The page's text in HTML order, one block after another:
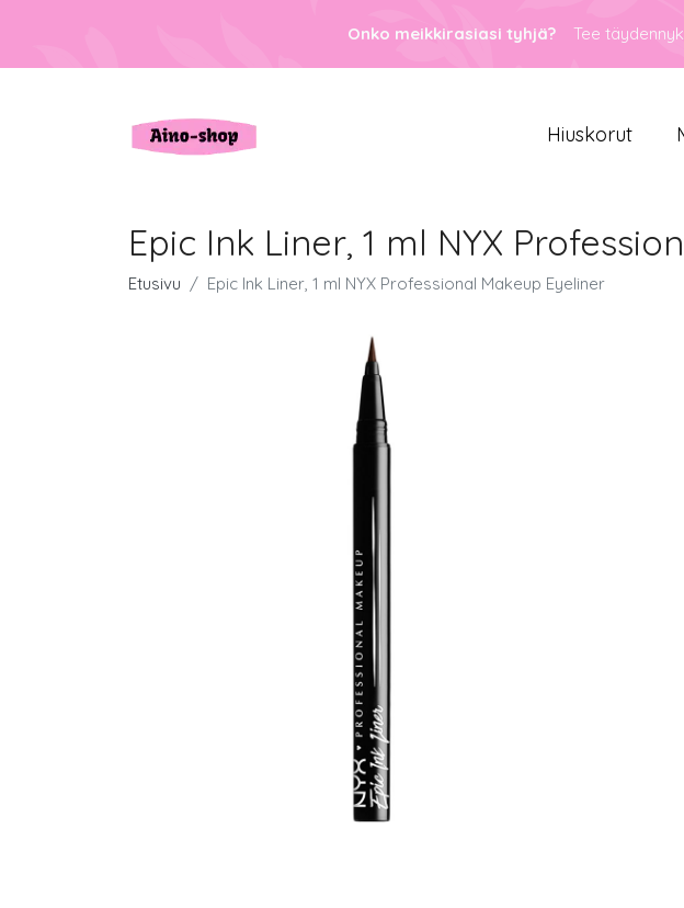
Onko meikkirasiasi tyhjä? Tee
Hiuskorut
Epic Ink Liner, 1 ml NYX
Etusivu Epic Ink Liner, 1 ml NYX Professional Makeup Eyeliner